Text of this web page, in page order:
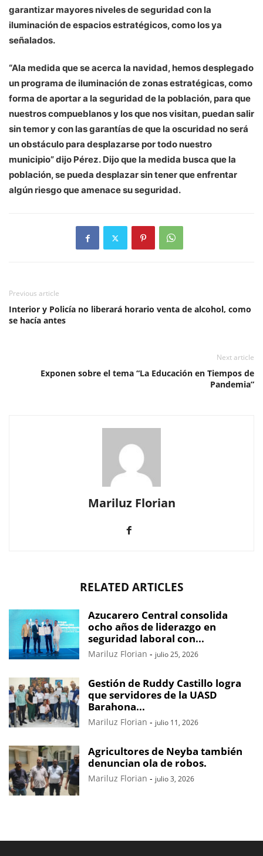
garantizar mayores niveles de seguridad con la
iluminación de espacios estratégicos, como los ya
señalados.
“Ala medida que se acerca la navidad, hemos desplegado
un programa de iluminación de zonas estratégicas, como
forma de aportar a la seguridad de la población, para que
nuestros compueblanos y los que nos visitan, puedan salir
sin temor y con las garantías de que la oscuridad no será
un obstáculo para desplazarse por todo nuestro
municipio” dijo Pérez. Dijo que la medida busca que la
población, se pueda desplazar sin tener que enfrentar
algún riesgo que amenace su seguridad.
Previous article
Interior y Policía no liberará horario venta de alcohol, como
se hacía antes
Next article
Exponen sobre el tema “La Educación en Tiempos de
Pandemia”
Mariluz Florian
RELATED ARTICLES
Azucarero Central consolida
ocho años de liderazgo en
seguridad laboral con...
Mariluz Florian - julio 25, 2026
Gestión de Ruddy Castillo logra
que servidores de la UASD
Barahona...
Mariluz Florian - julio 11, 2026
Agricultores de Neyba también
denuncian ola de robos.
Mariluz Florian - julio 3, 2026